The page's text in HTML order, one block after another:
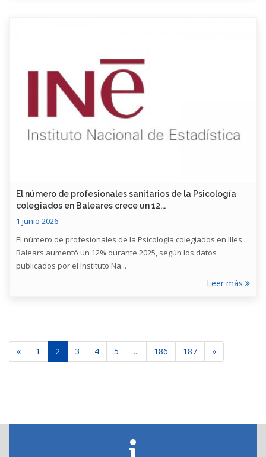
​El número de profesionales sanitarios de la Psicología
colegiados en Baleares crece un 12...
1 junio 2026
El número de profesionales de la Psicología colegiados en Illes
Balears aumentó un 12% durante 2025, según los datos
publicados por el Instituto Na...
Leer más
« 1 2 3 4 5 ... 186 187 »